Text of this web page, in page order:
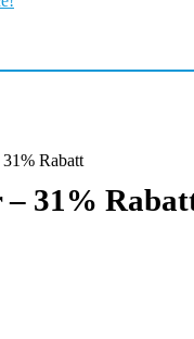
Rabatt
31%